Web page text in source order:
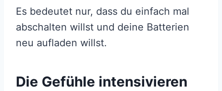
Es bedeutet nur, dass du einfach mal
abschalten willst und deine Batterien
neu aufladen willst.
Die Gefühle intensivieren